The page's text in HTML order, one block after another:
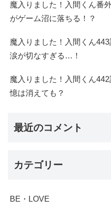
魔入りました！入間くん番
がゲーム沼に落ちる！？
魔入りました！入間くん
涙が切なすぎる…！
魔入りました！入間くん
憶は消えても？
最近のコメント
カテゴリー
BE・LOVE